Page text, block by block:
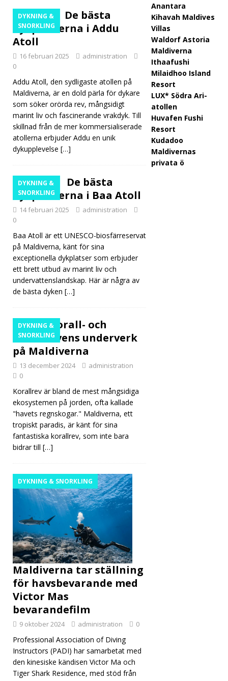
2026
Alila
Koth
aifar
a
utök
et
äder
flera
sovr
um
5-
RNIG
A
HOT
RESO
RTER
DYKNING &
SNORKLING
De bästa
dykplatserna i Addu
Atoll
16 februari 2025
administration
0
Addu Atoll, den sydligaste atollen på
Maldiverna, är en dold pärla för dykare
som söker orörda rev, mångsidigt
marint liv och fascinerande vrakdyk. Till
skillnad från de mer kommersialiserade
atollerna erbjuder Addu en unik
dykupplevelse […]
DYKNING &
SNORKLING
De bästa
dykplatserna i Baa Atoll
14 februari 2025
administration
0
Baa Atoll är ett UNESCO-biosfärreservat
på Maldiverna, känt för sina
exceptionella dykplatser som erbjuder
ett brett utbud av marint liv och
undervattenslandskap. Här är några av
de bästa dyken […]
DYKNING &
SNORKLING
Korall- och
korallrevens underverk
på Maldiverna
13 december 2024
administration
0
Korallrev är bland de mest mångsidiga
ekosystemen på jorden, ofta kallade
"havets regnskogar." Maldiverna, ett
tropiskt paradis, är känt för sina
fantastiska korallrev, som inte bara
bidrar till […]
DYKNING & SNORKLING
Maldiverna tar ställning
för havsbevarande med
Victor Mas
bevarandefilm
9 oktober 2024 administration 0
Professional Association of Diving
Instructors (PADI) har samarbetat med
den kinesiske kändisen Victor Ma och
Tiger Shark Residence, med stöd från
Anantara
Kihavah Maldives
Villas
Waldorf Astoria
Maldiverna
Ithaafushi
Milaidhoo Island
Resort
LUX* Södra Ari-
atollen
Huvafen Fushi
Resort
Kudadoo
Maldivernas
privata ö